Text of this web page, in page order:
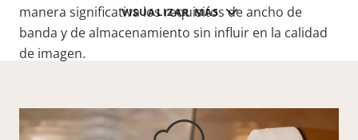
VISUALIZAR MÁS
manera significativa los requisitos de ancho de
banda y de almacenamiento sin influir en la calidad
de imagen.